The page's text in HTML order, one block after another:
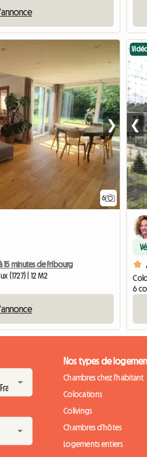
6
❯
15 minutes de Fribourg
(1727) | 12 M2
❮
6
Nos types de
Chambres chez l'habitant
Colocations
Colivings
Chambres d'hôtes
Logements entiers